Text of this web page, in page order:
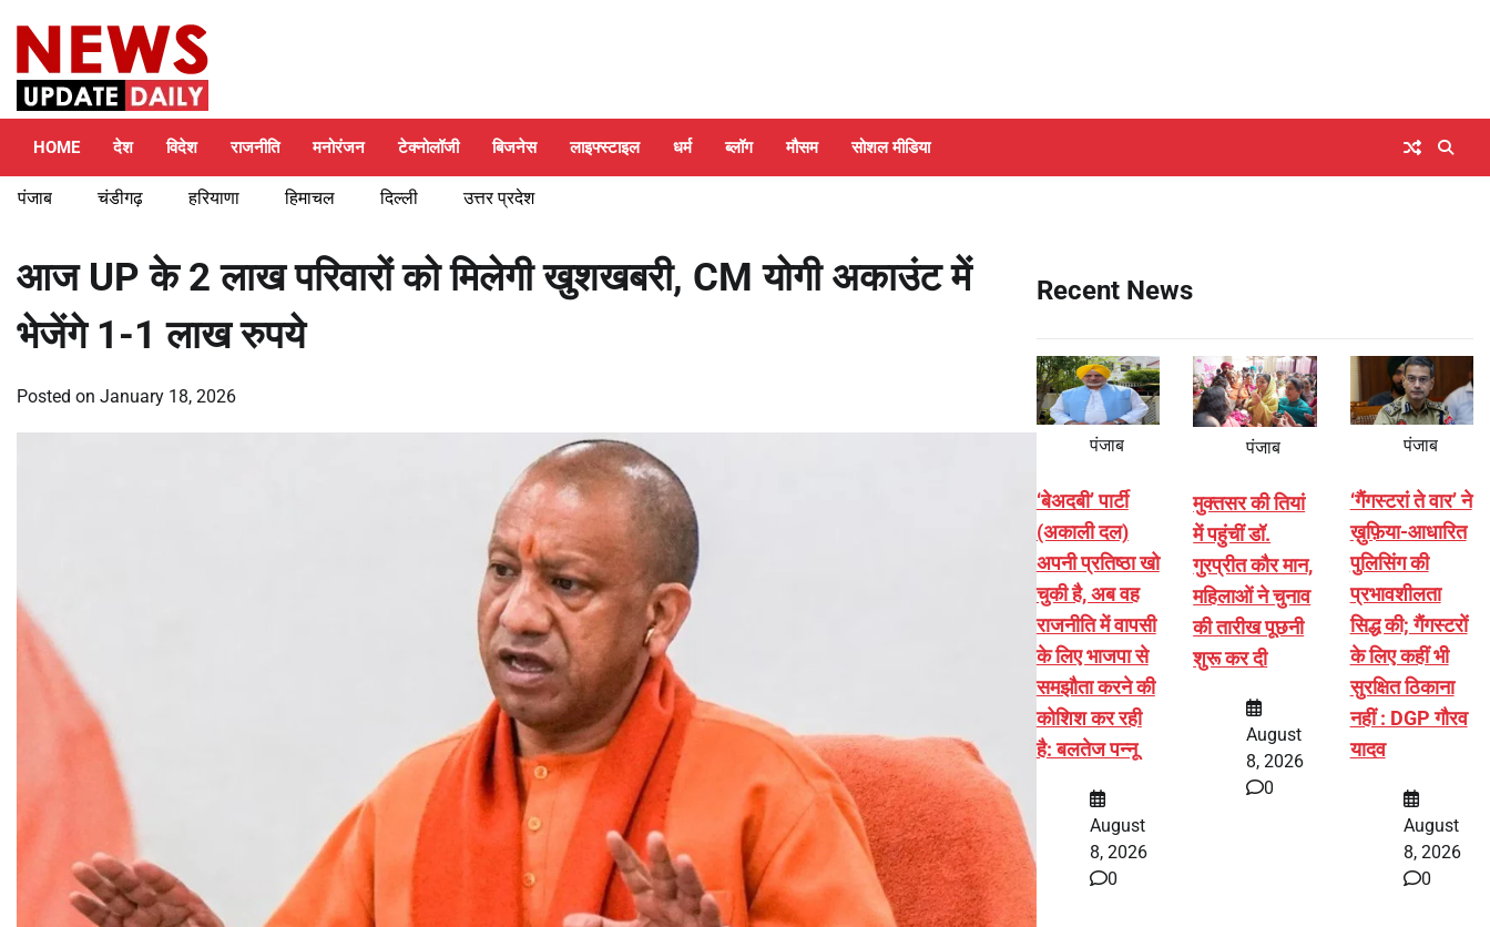
content
HOME देश विदेश राजनीति मनोरंजन टेक्नोलॉजी बिजनेस लाइफ्स्टाइल धर्म ब्लॉग मौसम सोशल मीडिया
पंजाब चंडीगढ़ हरियाणा हिमाचल दिल्ली उत्तर प्रदेश
आज UP के 2 लाख परिवारों को मिलेगी खुशखबरी, CM योगी अकाउंट में
भेजेंगे 1-1 लाख रुपये
Posted on January 18, 2026
Recent News
पंजाब
‘बेअदबी’ पार्टी
(अकाली दल)
अपनी प्रतिष्ठा खो
चुकी है, अब वह
राजनीति में वापसी
के लिए भाजपा से
समझौता करने की
कोशिश कर रही
है: बलतेज पन्नू
August
8, 2026
0
पंजाब
मुक्तसर की तियां
में पहुंचीं डॉ.
गुरप्रीत कौर मान,
महिलाओं ने चुनाव
की तारीख पूछनी
शुरू कर दी
August
8, 2026
0
पंजाब
‘गैंगस्टरां ते वार’ ने
ख़ुफ़िया-आधारित
पुलिसिंग की
प्रभावशीलता
सिद्ध की; गैंगस्टरों
के लिए कहीं भी
सुरक्षित ठिकाना
नहीं : DGP गौरव
यादव
August
8, 2026
0